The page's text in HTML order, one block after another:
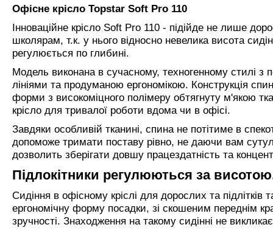
Офісне крісло Topstar Soft Pro 110
Інноваційне крісло Soft Pro 110 - підійде не лише
школярам, т.к. у нього відносно невелика висота
регулюється по глибині.
Модель виконана в сучасному, техногенному стилі
лініями та продуманою ергономікою. Конструкція
форми з високоміцного полімеру обтягнуту м'якою
крісло для тривалої роботи вдома чи в офісі.
Завдяки особливій тканині, спина не потітиме в
допоможе тримати поставу рівно, не даючи вам
дозволить зберігати довшу працездатність та
Підлокітники регулюються за
Сидіння в офісному кріслі для дорослих та підлітків
ергономічну форму посадки, зі скошеним переднім
зручності. Знаходження на такому сидінні не